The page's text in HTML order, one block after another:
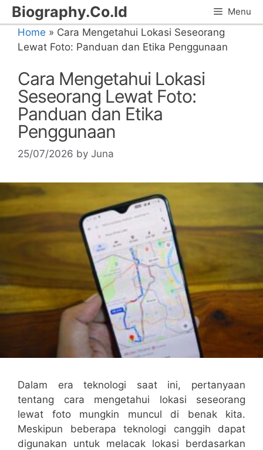
Skip
to
content
Biography.Co.Id Menu
Home » Cara Mengetahui Lokasi Seseorang
Lewat Foto: Panduan dan Etika Penggunaan
Cara Mengetahui Lokasi
Seseorang Lewat Foto:
Panduan dan Etika
Penggunaan
25/07/2026 by Juna
Dalam era teknologi saat ini, pertanyaan
tentang cara mengetahui lokasi seseorang
lewat foto mungkin muncul di benak kita.
Meskipun beberapa teknologi canggih dapat
digunakan untuk melacak lokasi berdasarkan